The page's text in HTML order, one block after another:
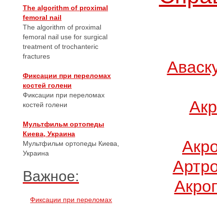
The algorithm of proximal
femoral nail
The algorithm of proximal
femoral nail use for surgical
treatment of trochanteric
fractures
Фиксации при переломах
костей голени
Фиксации при переломах
костей голени
Мультфильм ортопеды
Киева, Украина
Мультфильм ортопеды Киева,
Украина
Важное:
Фиксации при переломах